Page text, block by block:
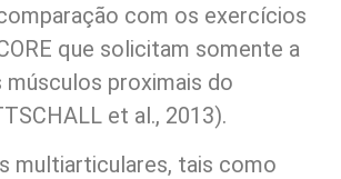
com os exercícios
que solicitam somente a
músculos proximais do
et al., 2013).
multiarticulares, tais como